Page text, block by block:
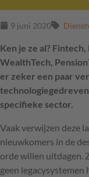
9 juni 2020
Ken je ze al?
WealthTech,
er zeker een paar
specifieke sector.
Vaak verwijzen deze
nieuwkomers in de
orde willen uitdagen.
geen legacysystemen